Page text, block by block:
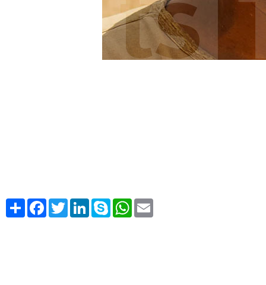
Share FacebookTwitterLinkedInSkype WhatsApp